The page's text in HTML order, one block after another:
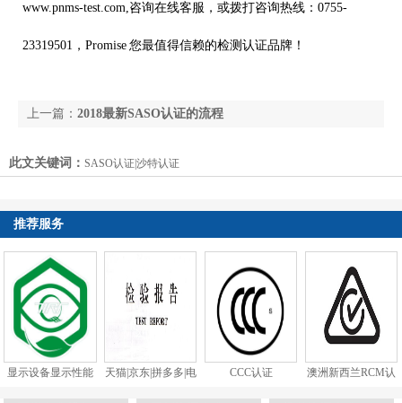
www.pnms-test.com,咨询在线客服，或拨打咨询热线： 0755-
23319501，Promise 您最值得信赖的检测认证品牌！
上一篇： 2018最新SASO认证的流程
行检查！你做好准备了吗？
此文关键词： SASO认证|沙特认证
推荐服务
显示设备显示性能
天猫|京东|拼多多|电
CCC认证
澳洲新西兰RCM认